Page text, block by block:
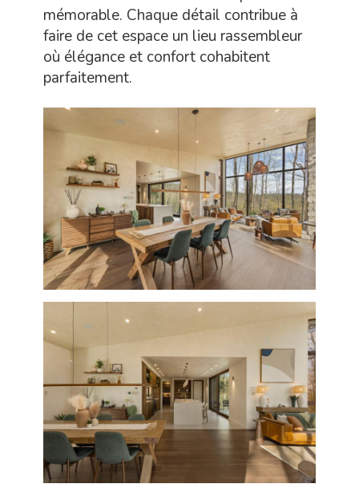
mémorable. Chaque détail contribue à
faire de cet espace un lieu rassembleur
où élégance et confort cohabitent
parfaitement.